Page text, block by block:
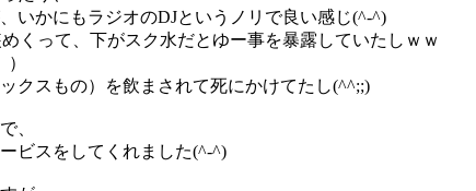
いかにもラジオのDJというノリで良い感じ(^-^)
くって、下がスク水だとゆー事を暴露していたしｗｗ
クスもの）を飲まされて死にかけてたし(^^;;)
、
ビスをしてくれました(^-^)